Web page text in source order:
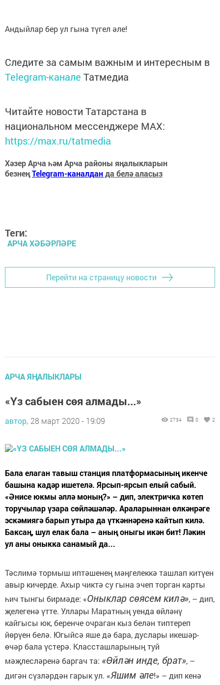
Андыйлар бер ул гына түгел әле!
Следите за самым важным и интересным в
Telegram-канале Татмедиа
Читайте новости Татарстана в
национальном мессенджере MАХ:
https://max.ru/tatmedia
Хәзер Арча һәм Арча районы яңалыкларын
безнеңTelegram-каналданда белә аласыз
Теги:
АРЧА ХӘБӘРЛӘРЕ
Перейти на страницу новости
АРЧА ЯҢАЛЫКЛАРЫ
«Үз сабыен сөя алмады...»
автор, 28 март 2020 - 19:09 2734 0 2
Бала елаган тавыш станция платформасының икенче
башына кадәр ишетелә. Ярсып-ярсып елый сабый.
«Әнисе юкмы әллә моның?» – дип, электричка көтеп
торучылар үзара сөйләшәләр. Араларыннан өлкәнрәге
эскәмиягә барып утыра да үткәннәренә кайтып килә.
Баксаң, шул елак бала – аның оныгы икән бит! Ләкин
ул аны оныкка санамый да...
Тәслимә тормыш иптәшенең мәңгелеккә ташлап китүен
авыр кичерде. Ахыр чиктә су гына эчеп торган карты
һич тынгы бирмәде: «Онык­лар сөясем килә», – дип,
җелегенә үтте. Уллары Маратның уенда өйләнү
кайгысы юк, беренче очраган кыз белән типтереп
йөрүен белә. Югыйсә яше дә бара, дуслары икешәр-
өчәр бала үстерә. Классташларының туй
мәҗлесләренә баргач та: «Өйлән инде, брат», –
дигән сүзләрдән гарык ул. «Яшим әле!» – дип кенә